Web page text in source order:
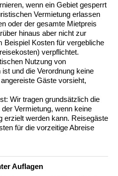
wenn ein Gebiet gesperrt
Vermietung erlassen
oder der gesamte Mietpreis
hinaus aber nicht zur
Beispiel Kosten für vergebliche
verpflichtet.
Nutzung von
und die Verordnung keine
Gäste vorsieht,
Wir tragen grundsätzlich die
Vermietung, wenn keine
erzielt werden kann. Reisegäste
für die vorzeitige Abreise
Auflagen